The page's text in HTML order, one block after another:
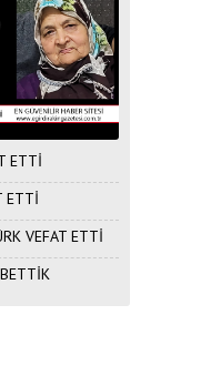
ETTİ
ETTİ
VEFAT ETTİ